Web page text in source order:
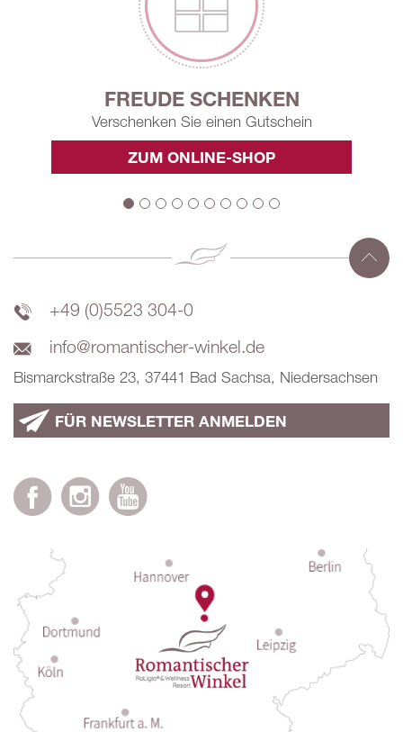
FREUDE SCHENKEN
Verschenken Sie einen Gutschein
ZUM ONLINE-SHOP
+49 (0)5523 304-0
info@romantischer-winkel.de
Bismarckstraße 23, 37441 Bad Sachsa, Niedersachsen
FÜR NEWSLETTER ANMELDEN